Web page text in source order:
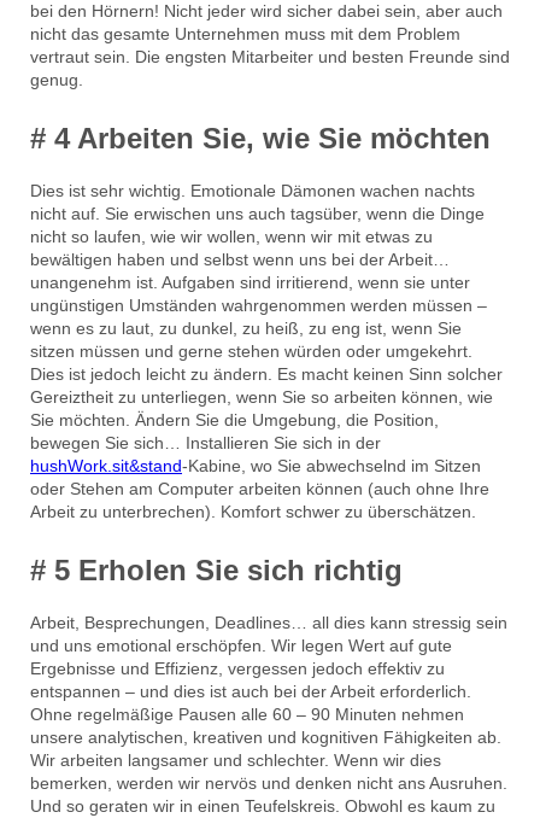
bei den Hörnern! Nicht jeder wird sicher dabei sein, aber auch
nicht das gesamte Unternehmen muss mit dem Problem
vertraut sein. Die engsten Mitarbeiter und besten Freunde sind
genug.
# 4 Arbeiten Sie, wie Sie möchten
Dies ist sehr wichtig. Emotionale Dämonen wachen nachts
nicht auf. Sie erwischen uns auch tagsüber, wenn die Dinge
nicht so laufen, wie wir wollen, wenn wir mit etwas zu
bewältigen haben und selbst wenn uns bei der Arbeit…
unangenehm ist. Aufgaben sind irritierend, wenn sie unter
ungünstigen Umständen wahrgenommen werden müssen –
wenn es zu laut, zu dunkel, zu heiß, zu eng ist, wenn Sie
sitzen müssen und gerne stehen würden oder umgekehrt.
Dies ist jedoch leicht zu ändern. Es macht keinen Sinn solcher
Gereiztheit zu unterliegen, wenn Sie so arbeiten können, wie
Sie möchten. Ändern Sie die Umgebung, die Position,
bewegen Sie sich… Installieren Sie sich in der
hushWork.sit&stand-Kabine, wo Sie abwechselnd im Sitzen
oder Stehen am Computer arbeiten können (auch ohne Ihre
Arbeit zu unterbrechen). Komfort schwer zu überschätzen.
# 5 Erholen Sie sich richtig
Arbeit, Besprechungen, Deadlines… all dies kann stressig sein
und uns emotional erschöpfen. Wir legen Wert auf gute
Ergebnisse und Effizienz, vergessen jedoch effektiv zu
entspannen – und dies ist auch bei der Arbeit erforderlich.
Ohne regelmäßige Pausen alle 60 – 90 Minuten nehmen
unsere analytischen, kreativen und kognitiven Fähigkeiten ab.
Wir arbeiten langsamer und schlechter. Wenn wir dies
bemerken, werden wir nervös und denken nicht ans Ausruhen.
Und so geraten wir in einen Teufelskreis. Obwohl es kaum zu